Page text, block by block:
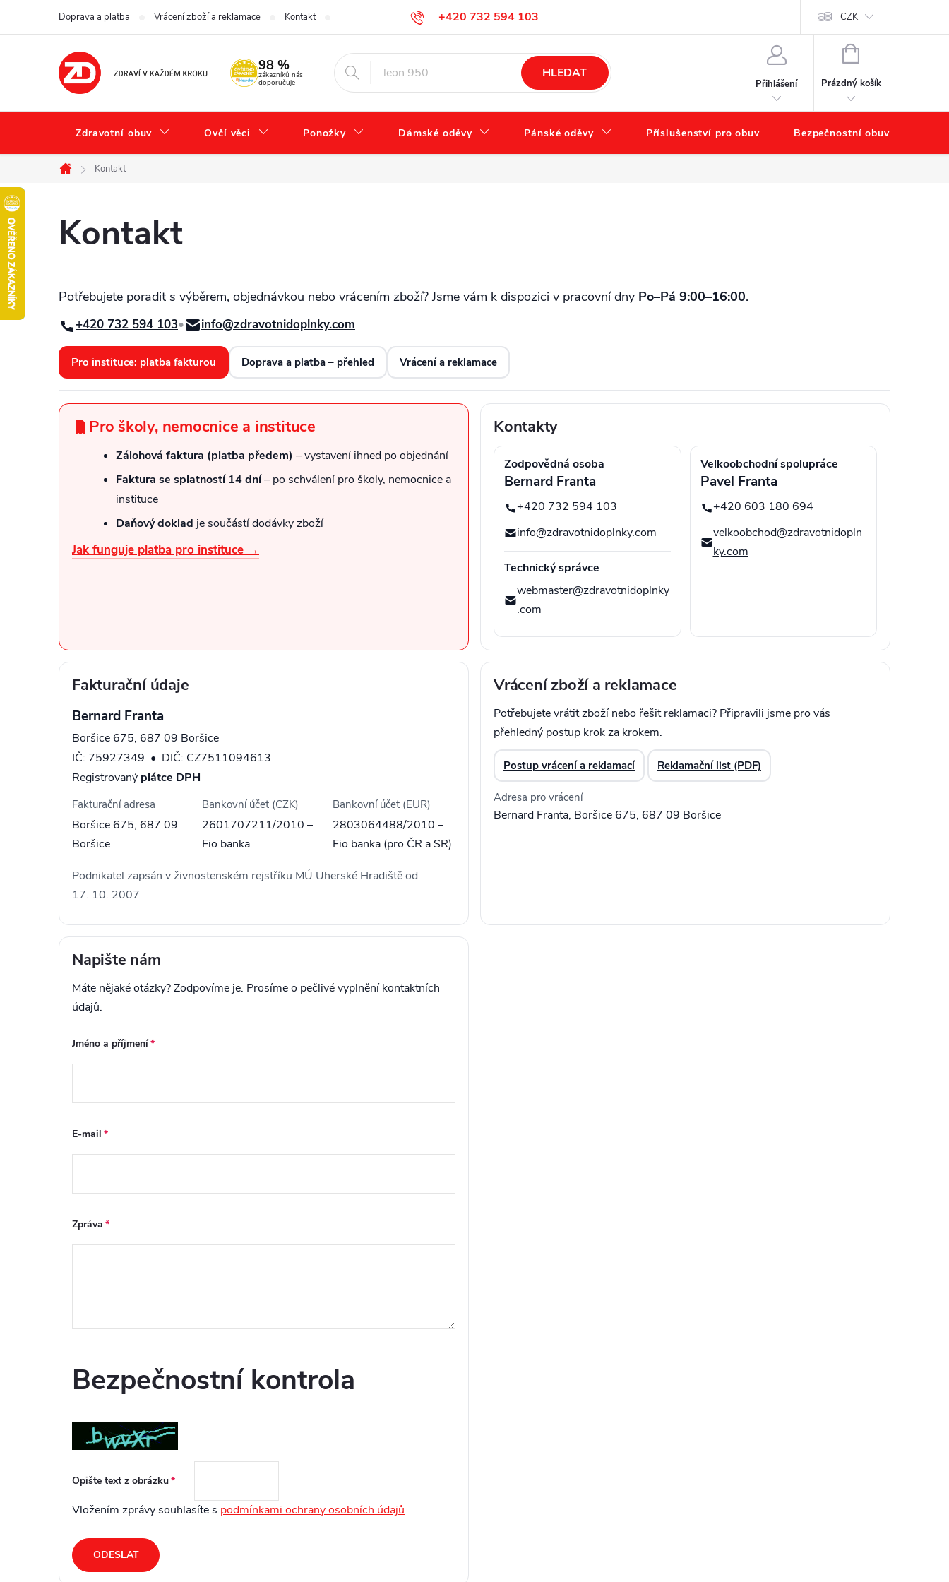
+420 732 594 103
info@zdravotnidoplnky.com
Doprava a platba Vrácení zboží a reklamace Kontakt FAQ – často kladené otázky Tabulka velikostí Náš příběh – O nás
CZK
98 %
zákazníků nás
doporučuje
HLEDAT
Přihlášení
NÁKUPNÍ
Prázdný košík
Zdravotní obuv Ovčí věci Ponožky Dámské oděvy Pánské oděvy Příslušenství pro obuv Bezpečnostní obuv
Domů
Kontakt
Kontakt
Potřebujete poradit s výběrem, objednávkou nebo vrácením zboží? Jsme vám k dispozici v pracovní dny Po–Pá 9:00–16:00.
+420 732 594 103• info@zdravotnidoplnky.com
Pro instituce: platba fakturou Doprava a platba – přehled Vrácení a reklamace
Pro školy, nemocnice a instituce
Zálohová faktura (platba předem) – vystavení ihned po objednání
Faktura se splatností 14 dní– po schválení pro školy, nemocnice a
instituce
Daňový doklad je součástí dodávky zboží
Jak funguje platba pro instituce →
Kontakty
Zodpovědná osoba
Bernard Franta
+420 732 594 103
info@zdravotnidoplnky.com
Technický správce
webmaster@zdravotnidoplnky
.com
Velkoobchodní spolupráce
Pavel Franta
+420 603 180 694
velkoobchod@zdravotnidopln
ky.com
Fakturační údaje
Bernard Franta
Boršice 675, 687 09 Boršice
IČ: 75927349 • DIČ: CZ7511094613
Registrovaný plátce DPH
Fakturační adresa
Boršice 675, 687 09
Boršice
Bankovní účet (CZK)
2601707211/2010 –
Fio banka
Bankovní účet (EUR)
2803064488/2010 –
Fio banka (pro ČR a SR)
Podnikatel zapsán v živnostenském rejstříku MÚ Uherské Hradiště od
17. 10. 2007
Vrácení zboží a reklamace
Potřebujete vrátit zboží nebo řešit reklamaci? Připravili jsme pro vás
přehledný postup krok za krokem.
Postup vrácení a reklamací Reklamační list (PDF)
Adresa pro vrácení
Bernard Franta, Boršice 675, 687 09 Boršice
Napište nám
Máte nějaké otázky? Zodpovíme je. Prosíme o pečlivé vyplnění kontaktních
údajů.
Jméno a příjmení
E-mail
Zpráva
Bezpečnostní kontrola
Opište text z obrázku
Vložením zprávy souhlasíte s podmínkami ochrany osobních údajů
ODESLAT